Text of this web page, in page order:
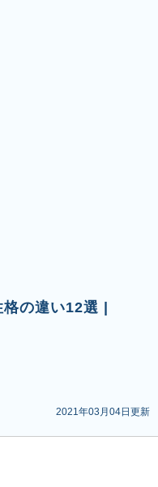
の違い12選 |
2021年03月04日更新